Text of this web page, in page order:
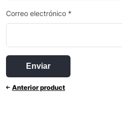
Correo electrónico *
Anterior product